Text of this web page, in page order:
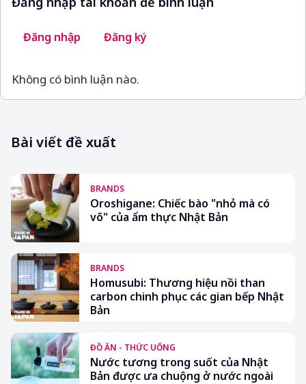
Đăng nhập Đăng ký
Không có bình luận nào.
Bài viết đề xuất
BRANDS
Oroshigane: Chiếc bào "nhỏ mà có
võ" của ẩm thực Nhật Bản
BRANDS
Homusubi: Thương hiệu nồi than
carbon chinh phục các gian bếp Nhật
Bản
ĐỒ ĂN - THỨC UỐNG
Nước tương trong suốt của Nhật
Bản được ưa chuộng ở nước ngoài